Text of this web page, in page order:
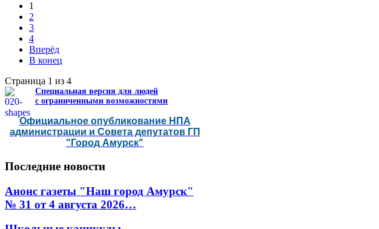
1
2
3
4
Вперёд
В конец
Страница 1 из 4
Специальная версия для людей
с ограниченными возможностями
Официальное опубликование НПА
администрации и Совета депутатов ГП
"Город Амурск"
Последние новости
Анонс газеты "Наш город Амурск"
№ 31 от 4 августа 2026…